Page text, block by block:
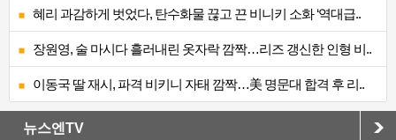
혜리 과감하게 벗었다, 탄수화물 끊고 끈 비니키 소화 ‘역대급..
장원영, 술 마시다 흘러내린 옷자락 깜짝…리즈 갱신한 인형 비..
이동국 딸 재시, 파격 비키니 자태 깜짝…美 명문대 합격 후 리..
뉴스엔TV